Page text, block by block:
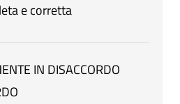
e corretta
IN DISACCORDO